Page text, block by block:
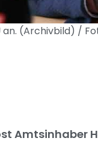
(Archivbild) /
Amtsinhaber